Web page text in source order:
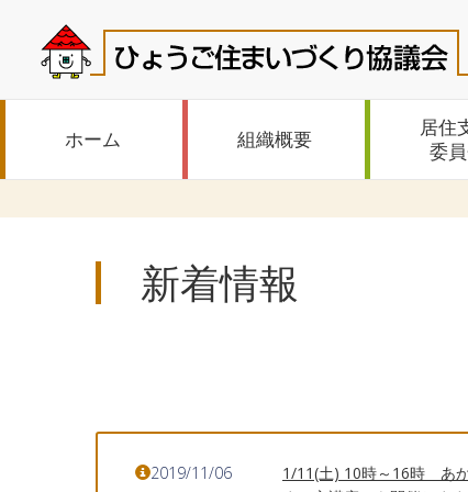
ホーム 組織概要
居住
委
新着情報
2019/11/06
1/11(土) 10時～16時 あ